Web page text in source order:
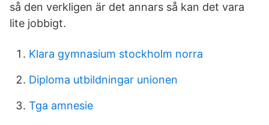
så den verkligen är det annars så kan det vara
lite jobbigt.
Klara gymnasium stockholm norra
Diploma utbildningar unionen
Tga amnesie